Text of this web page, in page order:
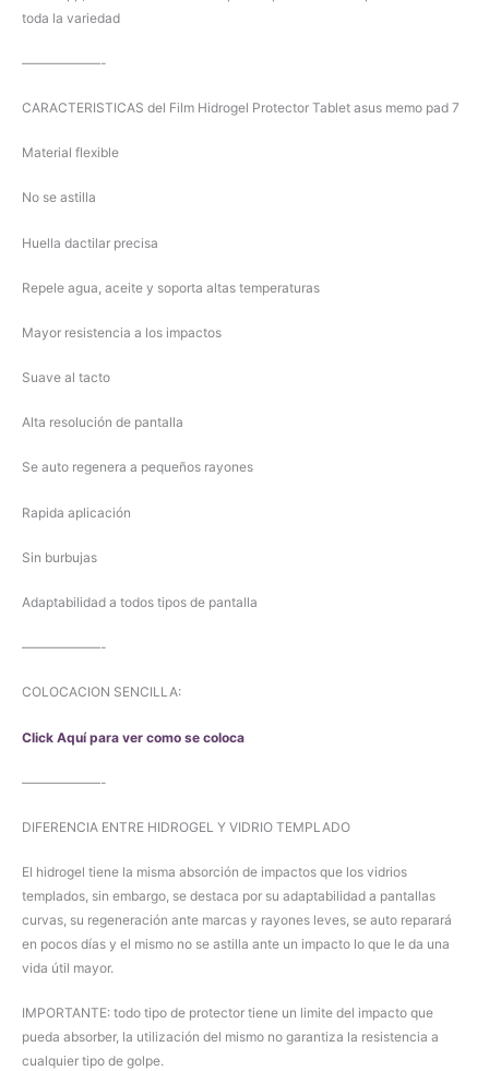
toda la variedad
——————-
CARACTERISTICAS del Film Hidrogel Protector Tablet asus memo pad 7
Material flexible
No se astilla
Huella dactilar precisa
Repele agua, aceite y soporta altas temperaturas
Mayor resistencia a los impactos
Suave al tacto
Alta resolución de pantalla
Se auto regenera a pequeños rayones
Rapida aplicación
Sin burbujas
Adaptabilidad a todos tipos de pantalla
——————-
COLOCACION SENCILLA:
Click Aquí para ver como se coloca
——————-
DIFERENCIA ENTRE HIDROGEL Y VIDRIO TEMPLADO
El hidrogel tiene la misma absorción de impactos que los vidrios
templados, sin embargo, se destaca por su adaptabilidad a pantallas
curvas, su regeneración ante marcas y rayones leves, se auto reparará
en pocos días y el mismo no se astilla ante un impacto lo que le da una
vida útil mayor.
IMPORTANTE: todo tipo de protector tiene un limite del impacto que
pueda absorber, la utilización del mismo no garantiza la resistencia a
cualquier tipo de golpe.